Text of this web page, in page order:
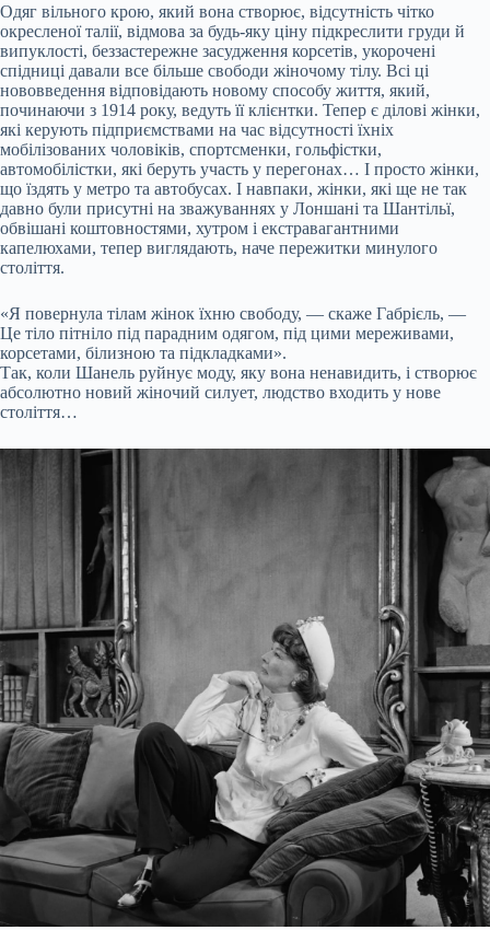
Одяг вільного крою, який вона створює, відсутність чітко
окресленої талії, відмова за будь-яку ціну підкреслити груди й
випуклості, беззастережне засудження корсетів, укорочені
спідниці давали все більше свободи жіночому тілу. Всі ці
нововведення відповідають новому способу життя, який,
починаючи з 1914 року, ведуть її клієнтки. Тепер є ділові жінки,
які керують підприємствами на час відсутності їхніх
мобілізованих чоловіків, спортсменки, гольфістки,
автомобілістки, які беруть участь у перегонах… І просто жінки,
що їздять у метро та автобусах. І навпаки, жінки, які ще не так
давно були присутні на зважуваннях у Лоншані та Шантільї,
обвішані коштовностями, хутром і екстравагантними
капелюхами, тепер виглядають, наче пережитки минулого
століття.
«Я повернула тілам жінок їхню свободу, — скаже Габрієль, —
Це тіло пітніло під парадним одягом, під цими мереживами,
корсетами, білизною та підкладками».
Так, коли Шанель руйнує моду, яку вона ненавидить, і створює
абсолютно новий жіночий силует, людство входить у нове
століття…